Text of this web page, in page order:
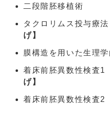
二段階胚移植術
タクロリムス投与療法
げ】
膜構造を用いた生理
着床前胚異数性検査1
げ】
着床前胚異数性検査2